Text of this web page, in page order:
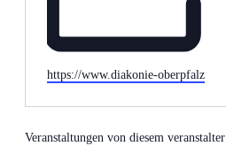
Webseite
https://www.diakonie-oberpfalz
Veranstaltungen von diesem veranstalter